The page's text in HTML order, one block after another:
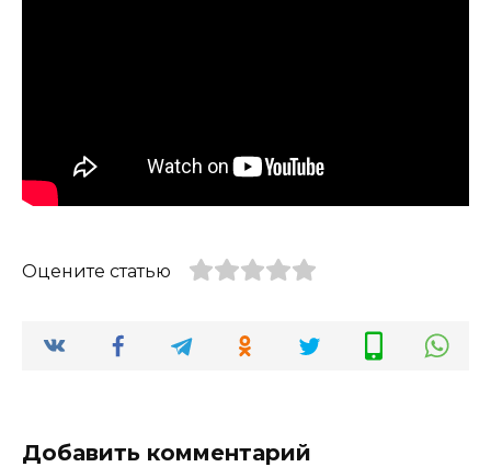
Оцените статью
Добавить комментарий